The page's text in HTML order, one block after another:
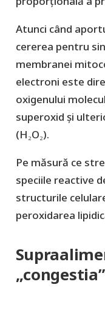
Atunci când
cererea pentru
membranei
electroni este
oxigenului
superoxid și
(H₂O₂).
Pe măsură ce
speciile reactive
structurile
peroxidarea